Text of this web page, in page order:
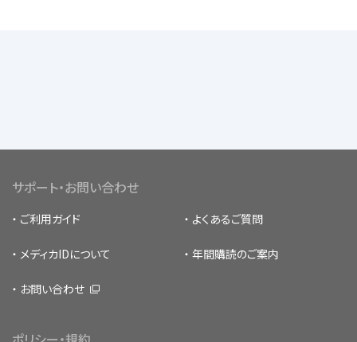
サポート・お問い合わせ
ご利用ガイド よくあるご質問
メディカIDについて 年間購読のご案内
お問い合わせ